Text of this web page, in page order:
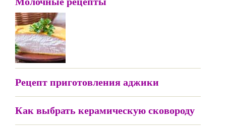
Рецепт приготовления аджики
Как выбрать керамическую сковороду